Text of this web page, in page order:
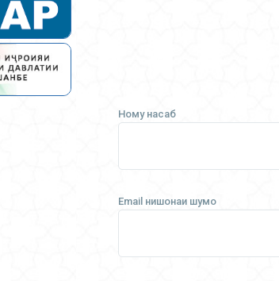
Ному насаб
Email нишонаи шумо